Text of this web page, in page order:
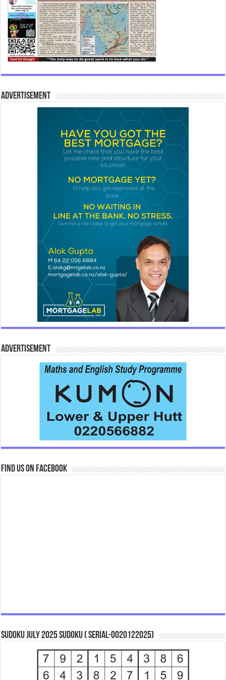
Advertisement
Advertisement
Find us on Facebook
Sudoku July 2025 Sudoku ( Serial-0020122025)